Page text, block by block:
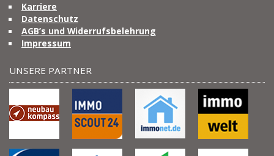
Karriere
Datenschutz
AGB’s und Widerrufsbelehrung
Impressum
UNSERE PARTNER